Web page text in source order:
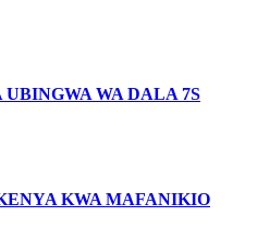
WA DALA 7S
KWA MAFANIKIO